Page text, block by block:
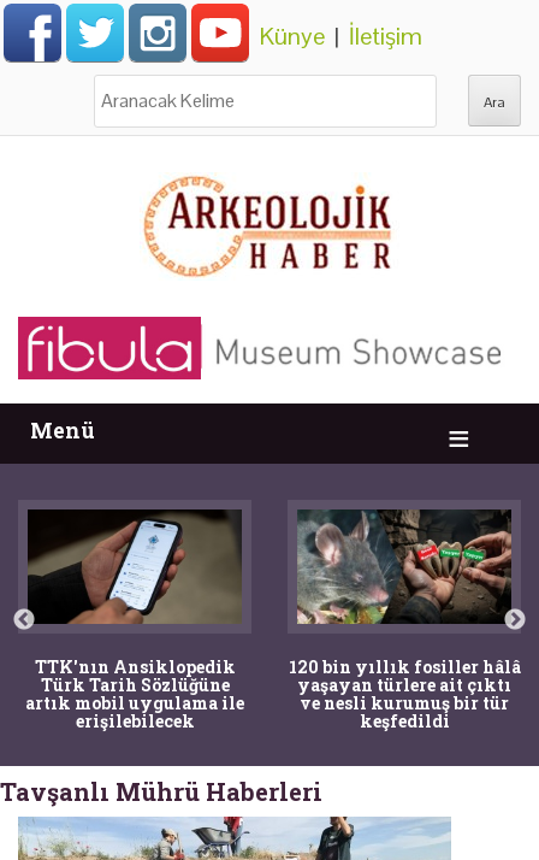
Künye | İletişim
Menü
TTK'nın Ansiklopedik
Türk Tarih Sözlüğüne
artık mobil uygulama ile
erişilebilecek
120 bin yıllık fosiller hâlâ
yaşayan türlere ait çıktı
ve nesli kurumuş bir tür
keşfedildi
Tavşanlı Mührü Haberleri